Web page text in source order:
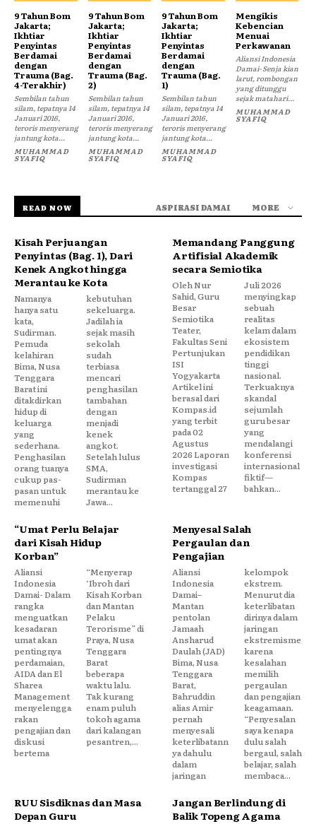
9 Tahun Bom
Jakarta;
Ikhtiar
Penyintas
Berdamai
dengan
Trauma (Bag.
4-Terakhir)
Sembilan tahun
silam, tepatnya 14
Januari 2016,
teroris menyerang
jantung kota...
MUHAMMAD
SYAFIQ
9 Tahun Bom
Jakarta;
Ikhtiar
Penyintas
Berdamai
dengan
Trauma (Bag.
2)
Sembilan tahun
silam, tepatnya 14
Januari 2016,
teroris menyerang
jantung kota...
MUHAMMAD
SYAFIQ
9 Tahun Bom
Jakarta;
Ikhtiar
Penyintas
Berdamai
dengan
Trauma (Bag.
1)
Sembilan tahun
silam, tepatnya 14
Januari 2016,
teroris menyerang
jantung kota...
MUHAMMAD
SYAFIQ
Mengikis
Kebencian
Menuai
Perkawanan
Aliansi Indonesia
Damai- Senja kian
larut, rombongan
yang ditunggu
sejak matahari...
MUHAMMAD
SYAFIQ
READ NOW ASPIRASI DAMAI MORE
Kisah Perjuangan
Penyintas (Bag. 1), Dari
Kenek Angkot hingga
Merantau ke Kota
Namanya
hanya satu
kata,
Sudirman.
Pemuda
kelahiran
Bima, Nusa
Tenggara
Barat ini
ditakdirkan
hidup di
keluarga
yang
sederhana.
Penghasilan
orang tuanya
cukup pas-
pasan untuk
memenuhi
kebutuhan
sekeluarga.
Jadilah ia
sejak masih
sekolah
sudah
terbiasa
mencari
penghasilan
tambahan
dengan
menjadi
kenek
angkot.
Setelah lulus
SMA,
Sudirman
merantau ke
Jawa...
Memandang Panggung
Artifisial Akademik
secara Semiotika
Oleh Nur
Sahid, Guru
Besar
Semiotika
Teater,
Fakultas Seni
Pertunjukan
ISI
Yogyakarta
Artikel ini
berasal dari
Kompas.id
yang terbit
pada 02
Agustus
2026 Laporan
investigasi
Kompas
tertanggal 27
Juli 2026
menyingkap
sebuah
realitas
kelam dalam
ekosistem
pendidikan
tinggi
nasional.
Terkuaknya
skandal
sejumlah
guru besar
yang
mendalangi
konferensi
internasional
fiktif—
bahkan...
“Umat Perlu Belajar
dari Kisah Hidup
Korban”
Aliansi
Indonesia
Damai- Dalam
rangka
menguatkan
kesadaran
umat akan
pentingnya
perdamaian,
AIDA dan El
Sharea
Management
menyelengga
rakan
pengajian dan
diskusi
bertema
“Menyerap
‘Ibroh dari
Kisah Korban
dan Mantan
Pelaku
Terorisme” di
Praya, Nusa
Tenggara
Barat
beberapa
waktu lalu.
Tak kurang
enam puluh
tokoh agama
dari kalangan
pesantren,...
Menyesal Salah
Pergaulan dan
Pengajian
Aliansi
Indonesia
Damai–
Mantan
pentolan
Jamaah
Ansharud
Daulah (JAD)
Bima, Nusa
Tenggara
Barat,
Bahruddin
alias Amir
pernah
menyesali
keterlibatann
ya dahulu
dalam
jaringan
kelompok
ekstrem.
Menurut dia
keterlibatan
dirinya dalam
jaringan
ekstremisme
karena
kesalahan
memilih
pergaulan
dan pengajian
keagamaan.
“Penyesalan
saya kenapa
dulu salah
bergaul, salah
belajar, salah
membaca...
RUU Sisdiknas dan Masa
Depan Guru
Jangan Berlindung di
Balik Topeng Agama